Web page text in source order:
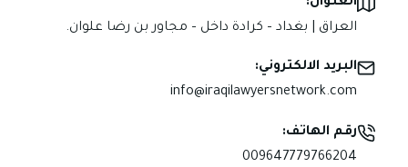
العراق | بغداد – كرادة داخل – مجاور بن رضا علوان.
البريد الالكتروني:
info@iraqilawyersnetwork.com
رقم الهاتف:
009647779766204